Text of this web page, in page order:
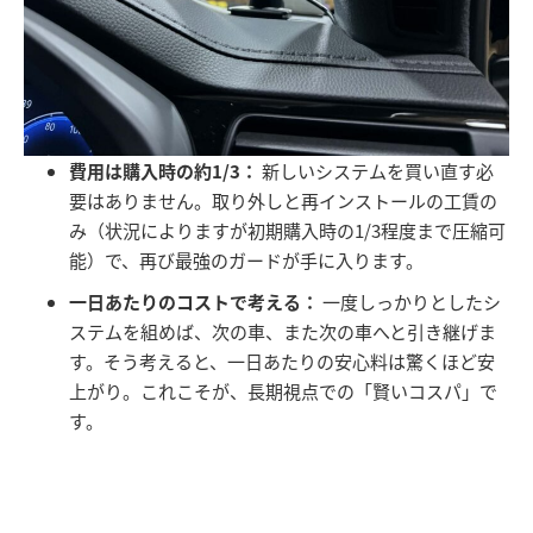
費用は購入時の約1/3： 新しいシステムを買い直す必
要はありません。取り外しと再インストールの工賃の
み（状況によりますが初期購入時の1/3程度まで圧縮可
能）で、再び最強のガードが手に入ります。
一日あたりのコストで考える： 一度しっかりとしたシ
ステムを組めば、次の車、また次の車へと引き継げま
す。そう考えると、一日あたりの安心料は驚くほど安
上がり。これこそが、長期視点での「賢いコスパ」で
す。